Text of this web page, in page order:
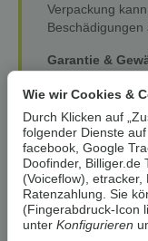
Verpackung
Beschädigungen
Garantie &
Retoura-
den Kauf
Artikel zurzeit
Wie wir Cookies &
Durch Klicken auf
folgender Dienste
facebook, Google
Doofinder, Billiger.de
(Voiceflow), etracker,
Ratenzahlung. Sie
(Fingerabdruck-Icon
unter Konfigurieren